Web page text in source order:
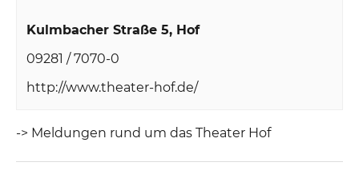
Kulmbacher Straße 5 Hof
09281 / 7070-0
http://www.theater-hof.de/
-> Meldungen rund um das Theater Hof